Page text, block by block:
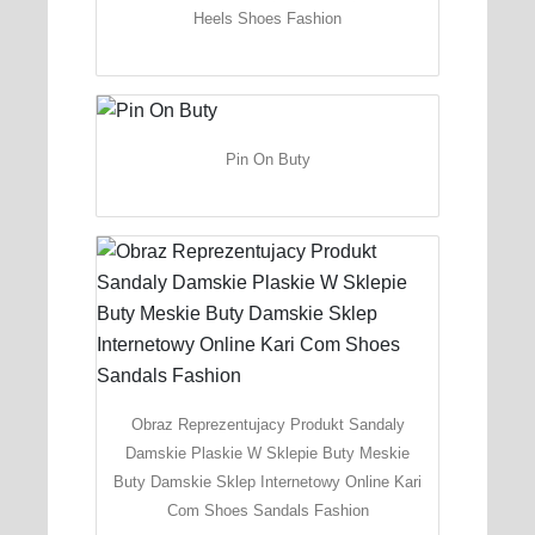
Heels Shoes Fashion
Pin On Buty
Obraz Reprezentujacy Produkt Sandaly
Damskie Plaskie W Sklepie Buty Meskie
Buty Damskie Sklep Internetowy Online Kari
Com Shoes Sandals Fashion